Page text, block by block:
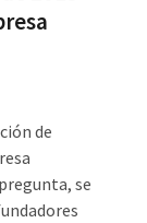
de
se